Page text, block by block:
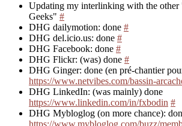
Updating my interlinking with the other
Geeks" #
DHG dailymotion: done #
DHG del.icio.us: done #
DHG Facebook: done #
DHG Flickr: (was) done #
DHG Ginger: done (en pré-chantier
https://www.netvibes.com/bassin-
DHG LinkedIn: (was mainly) done
https://www.linkedin.com/in/fxbodin #
DHG Mybloglog (on more chance):